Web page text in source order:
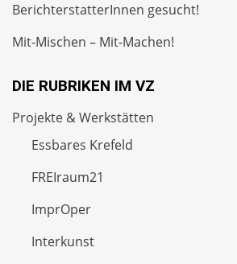
BerichterstatterInnen gesucht!
Mit-Mischen – Mit-Machen!
DIE RUBRIKEN IM VZ
Projekte & Werkstätten
Essbares Krefeld
FREIraum21
ImprOper
Interkunst